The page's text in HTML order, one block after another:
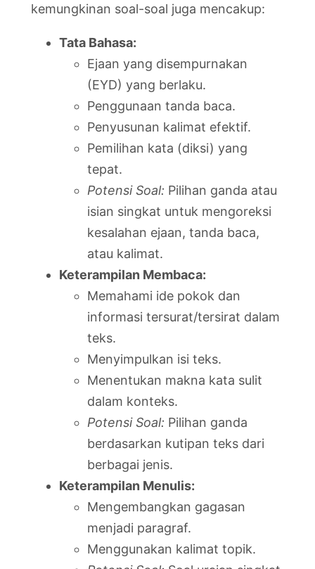
kemungkinan soal-soal juga mencakup:
Tata Bahasa:
Ejaan yang disempurnakan
(EYD) yang berlaku.
Penggunaan tanda baca.
Penyusunan kalimat efektif.
Pemilihan kata (diksi) yang
tepat.
Potensi Soal: Pilihan ganda atau
isian singkat untuk mengoreksi
kesalahan ejaan, tanda baca,
atau kalimat.
Keterampilan Membaca:
Memahami ide pokok dan
informasi tersurat/tersirat dalam
teks.
Menyimpulkan isi teks.
Menentukan makna kata sulit
dalam konteks.
Potensi Soal: Pilihan ganda
berdasarkan kutipan teks dari
berbagai jenis.
Keterampilan Menulis:
Mengembangkan gagasan
menjadi paragraf.
Menggunakan kalimat topik.